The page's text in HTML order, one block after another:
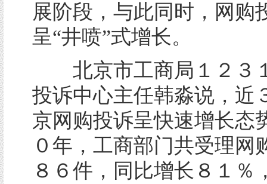
展阶段，与此同时，网购
呈“井喷”式增长。
北京市工商局１２３
投诉中心主任韩淼说，近
京网购投诉呈快速增长态
０年，工商部门共受理网
８６件，同比增长８１％